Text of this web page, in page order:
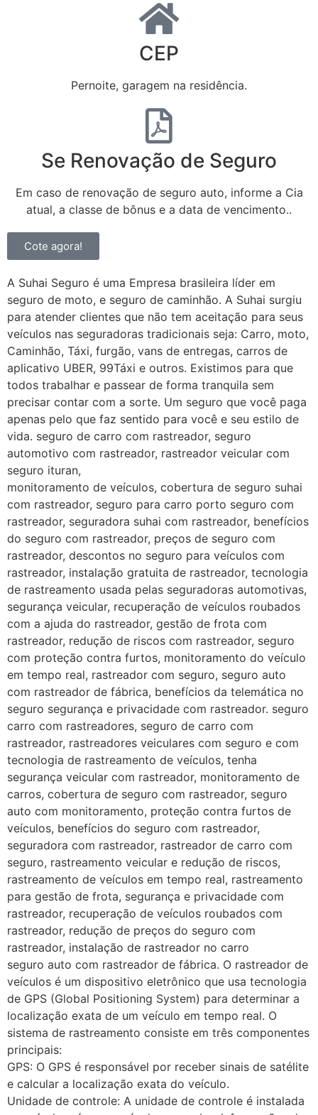
CEP
Pernoite, garagem na residência.
Se Renovação de Seguro
Em caso de renovação de seguro auto, informe a Cia
atual, a classe de bônus e a data de vencimento..
Cote agora!
A Suhai Seguro é uma Empresa brasileira líder em
seguro de moto, e seguro de caminhão. A Suhai surgiu
para atender clientes que não tem aceitação para seus
veículos nas seguradoras tradicionais seja: Carro, moto,
Caminhão, Táxi, furgão, vans de entregas, carros de
aplicativo UBER, 99Táxi e outros. Existimos para que
todos trabalhar e passear de forma tranquila sem
precisar contar com a sorte. Um seguro que você paga
apenas pelo que faz sentido para você e seu estilo de
vida. seguro de carro com rastreador, seguro
automotivo com rastreador, rastreador veicular com
seguro ituran,
monitoramento de veículos, cobertura de seguro suhai
com rastreador, seguro para carro porto seguro com
rastreador, seguradora suhai com rastreador, benefícios
do seguro com rastreador, preços de seguro com
rastreador, descontos no seguro para veículos com
rastreador, instalação gratuita de rastreador, tecnologia
de rastreamento usada pelas seguradoras automotivas,
segurança veicular, recuperação de veículos roubados
com a ajuda do rastreador, gestão de frota com
rastreador, redução de riscos com rastreador, seguro
com proteção contra furtos, monitoramento do veículo
em tempo real, rastreador com seguro, seguro auto
com rastreador de fábrica, benefícios da telemática no
seguro segurança e privacidade com rastreador. seguro
carro com rastreadores, seguro de carro com
rastreador, rastreadores veiculares com seguro e com
tecnologia de rastreamento de veículos, tenha
segurança veicular com rastreador, monitoramento de
carros, cobertura de seguro com rastreador, seguro
auto com monitoramento, proteção contra furtos de
veículos, benefícios do seguro com rastreador,
seguradora com rastreador, rastreador de carro com
seguro, rastreamento veicular e redução de riscos,
rastreamento de veículos em tempo real, rastreamento
para gestão de frota, segurança e privacidade com
rastreador, recuperação de veículos roubados com
rastreador, redução de preços do seguro com
rastreador, instalação de rastreador no carro
seguro auto com rastreador de fábrica. O rastreador de
veículos é um dispositivo eletrônico que usa tecnologia
de GPS (Global Positioning System) para determinar a
localização exata de um veículo em tempo real. O
sistema de rastreamento consiste em três componentes
principais:
GPS: O GPS é responsável por receber sinais de satélite
e calcular a localização exata do veículo.
Unidade de controle: A unidade de controle é instalada